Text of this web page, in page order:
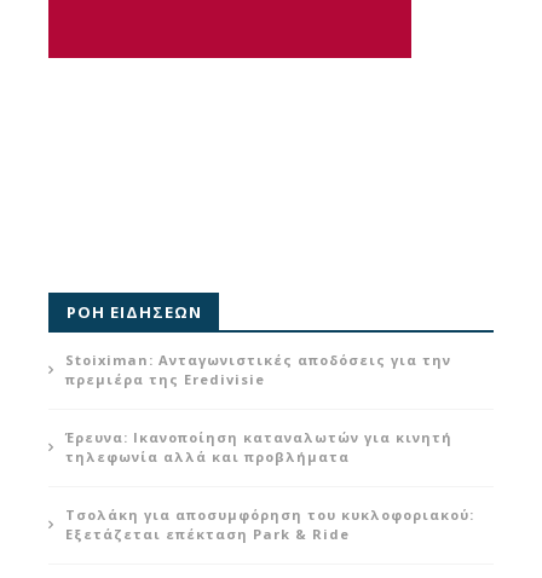
ΡΟΗ ΕΙΔΗΣΕΩΝ
Stoiximan: Ανταγωνιστικές αποδόσεις για την
πρεμιέρα της Eredivisie
Έρευνα: Ικανοποίηση καταναλωτών για κινητή
τηλεφωνία αλλά και προβλήματα
Τσολάκη για αποσυμφόρηση του κυκλοφοριακού:
Εξετάζεται επέκταση Park & Ride